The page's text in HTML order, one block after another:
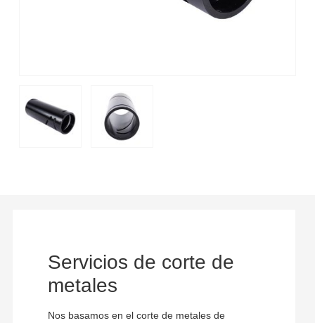
Servicios de corte de
metales
Nos basamos en el corte de metales de